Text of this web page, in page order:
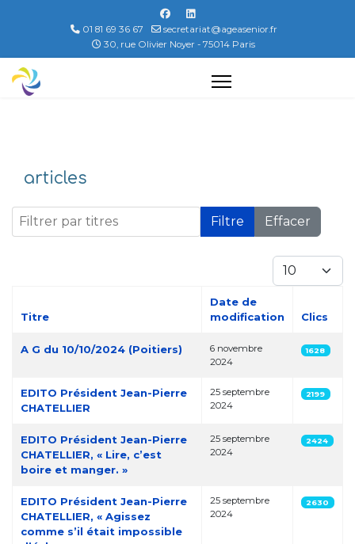
01 81 69 36 67
secretariat@ageasenior.fr
30, rue Olivier Noyer - 75014 Paris
articles
Filtrer par titres
Filtre Effacer
Afficher #
Titre
Date de
modification
Clics
A G du 10/10/2024 (Poitiers)
6 novembre
2024
1628
EDITO Président Jean-Pierre
CHATELLIER
25 septembre
2024
2199
EDITO Président Jean-Pierre
CHATELLIER, « Lire, c’est
boire et manger. »
25 septembre
2024
2424
EDITO Président Jean-Pierre
CHATELLIER, « Agissez
comme s’il était impossible
25 septembre
2024
2630